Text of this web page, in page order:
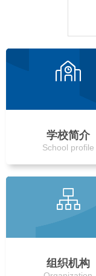
学校简介
School profile
组织机构